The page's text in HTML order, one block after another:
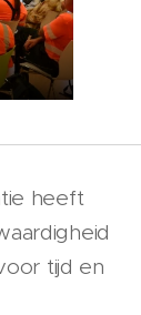
heeft
tijd en